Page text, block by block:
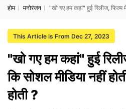
होम मनोरंजन "खो गए हम कहां" हुई रिलीज, फिल्म
This Article is From Dec 27, 2023
"खो गए हम कहां" हुई
कि सोशल मीडिया नहीं
होती ?